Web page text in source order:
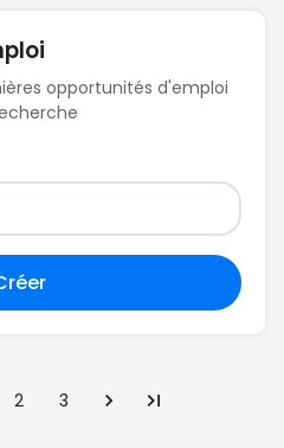
opportunités d'emploi
2 3